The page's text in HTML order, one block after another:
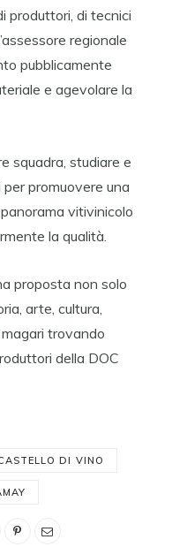
produttori, di tecnici
regionale
pubblicamente
e agevolare la
squadra, studiare e
promuovere una
vitivinicolo
la qualità.
proposta non solo
arte, cultura,
trovando
della DOC
DI VINO